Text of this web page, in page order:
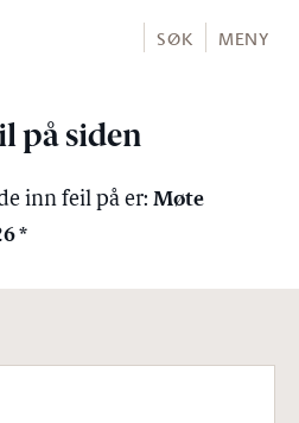
SØK MENY
på siden
inn feil på er: Møte
*